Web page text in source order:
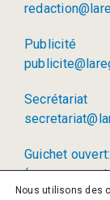
Publicité
Secrétariat
Guichet
(permanence
17h00)
Nous utilisons des